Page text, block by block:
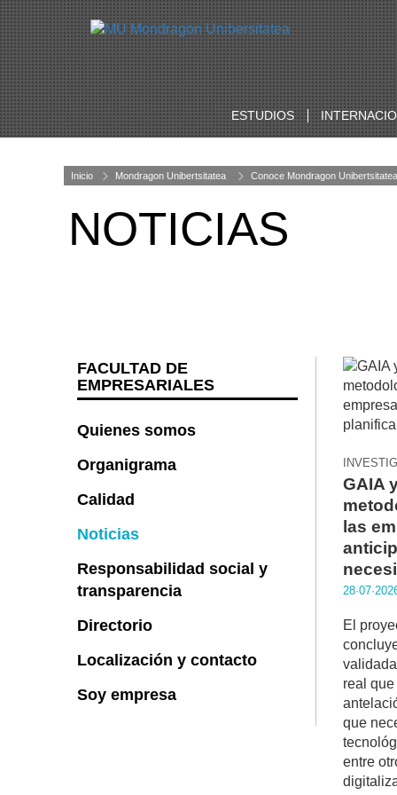
ESTUDIOS
Inicio Mondragon Unibertsitatea Conoce Mondragon Unibertsitatea
NOTICIAS
GAIA
las
El
real
que
entre
FACULTAD DE
EMPRESARIALES
Quienes somos
Organigrama
Calidad
Noticias
Responsabilidad social y
transparencia
Directorio
Localización y contacto
Soy empresa